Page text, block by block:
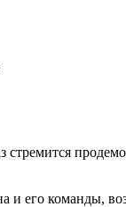
его команды,